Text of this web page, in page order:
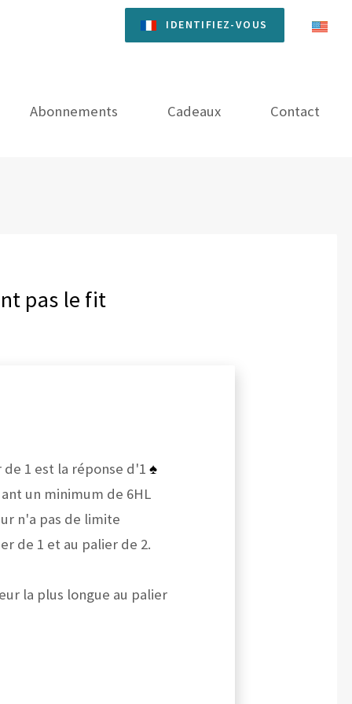
IDENTIFIEZ-VOUS
Abonnements Cadeaux Contact
pas le fit
1 est la réponse d'1 ♠
un minimum de 6HL
n'a pas de limite
de 1 et au palier de 2.
la plus longue au palier